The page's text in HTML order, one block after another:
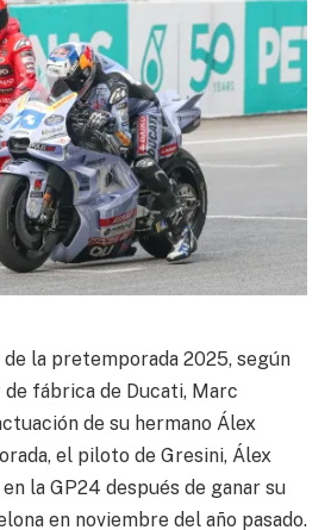
de la pretemporada 2025, según
fábrica de Ducati, Marc
de su hermano Álex
el piloto de Gresini, Álex
la GP24 después de ganar su
en noviembre del año pasado.